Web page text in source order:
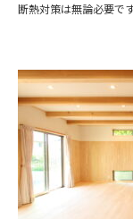
断熱対策は無論必要です